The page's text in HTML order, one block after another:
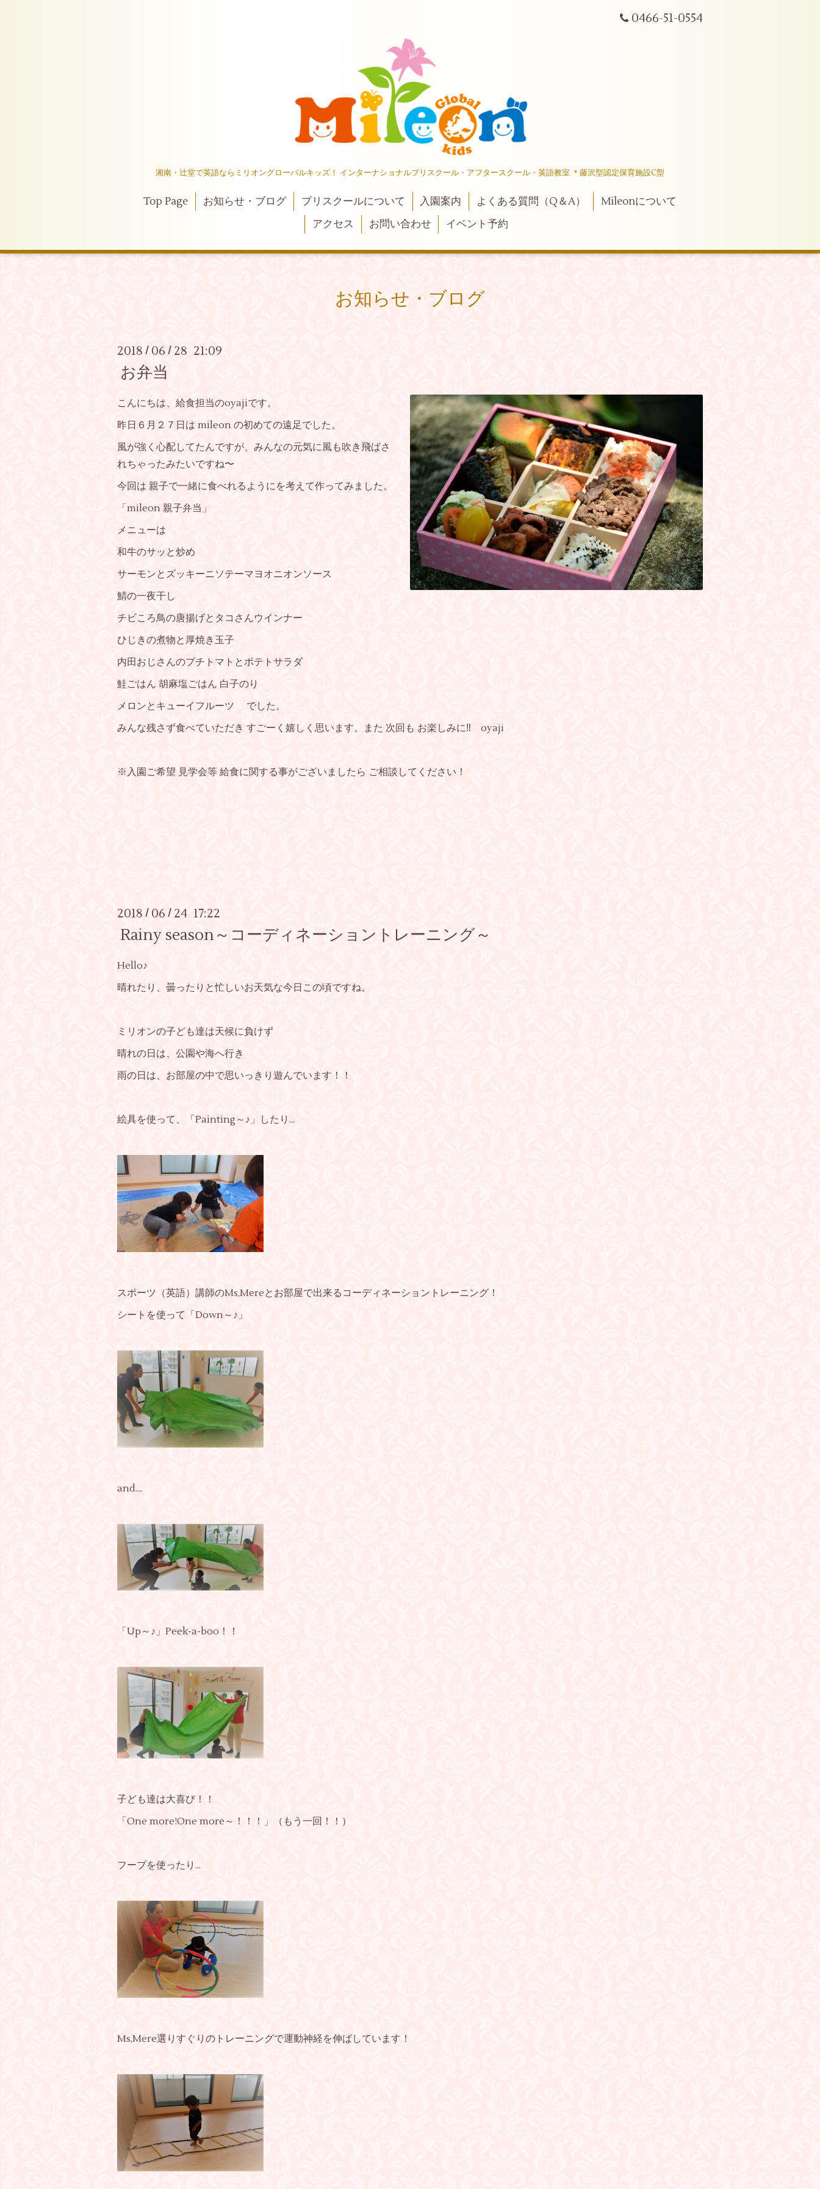
0466-51-0554
湘南・辻堂で英語ならミリオングローバルキッズ！ インターナショナルプリスクール・アフタースクール・英語教室 ＊藤沢型認定保育施設C型
Top Page お知らせ・ブログ プリスクールについて 入園案内 よくある質問（Q＆A）
Mileonについて
アクセス
お問い合わせ イベント予約
お知らせ・ブログ
2018 / 06 / 28 21:09
お弁当
こんにちは、給食担当のoyajiです。
昨日６月２７日は mileon の初めての遠足でした。
風が強く心配してたんですが、みんなの元気に風も吹き飛ばさ
れちゃったみたいですね〜
今回は 親子で一緒に食べれるようにを考えて作ってみました。
「mileon 親子弁当」
メニューは
和牛のサッと炒め
サーモンとズッキーニソテーマヨオニオンソース
鯖の一夜干し
チビころ鳥の唐揚げとタコさんウインナー
ひじきの煮物と厚焼き玉子
内田おじさんのプチトマトとポテトサラダ
鮭ごはん 胡麻塩ごはん 白子のり
メロンとキューイフルーツ でした。
みんな残さず食べていただき すごーく嬉しく思います。また 次回も お楽しみに‼️ oyaji
※入園ご希望 見学会等 給食に関する事がございましたら ご相談してください！
2018 / 06 / 24 17:22
Rainy season～コーディネーショントレーニング～
Hello♪
晴れたり、曇ったりと忙しいお天気な今日この頃ですね。
ミリオンの子ども達は天候に負けず
晴れの日は、公園や海へ行き
雨の日は、お部屋の中で思いっきり遊んでいます！！
絵具を使って、「Painting～♪」したり...
スポーツ（英語）講師のMs,Mereとお部屋で出来るコーディネーショントレーニング！
シートを使って「Down～♪」
and....
「Up～♪」Peek-a-boo！！
子ども達は大喜び！！
「One more!One more～！！！」（もう一回！！）
フープを使ったり...
Ms,Mere選りすぐりのトレーニングで運動神経を伸ばしています！